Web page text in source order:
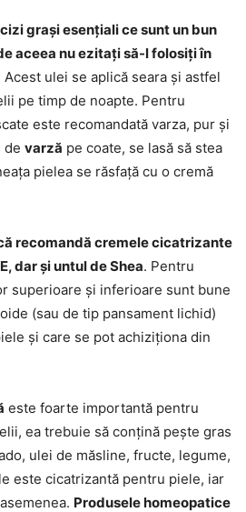
grași esențiali ce sunt un bun
aceea nu ezitați să-l folosiți în
Acest ulei se aplică seara și astfel
pe timp de noapte. Pentru
este recomandată varza, pur și
de varză pe coate, se lasă să stea
pielea se răsfață cu o cremă
recomandă cremele cicatrizante
dar și untul de Shea. Pentru
superioare și inferioare sunt bune
(sau de tip pansament lichid)
și care se pot achiziționa din
este foarte importantă pentru
ea trebuie să conțină pește gras
ulei de măsline, fructe, legume,
este cicatrizantă pentru piele, iar
Produsele homeopatice